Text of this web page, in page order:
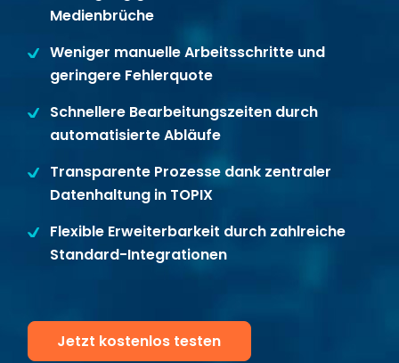
Medienbrüche
Weniger manuelle Arbeitsschritte und
geringere Fehlerquote
Schnellere Bearbeitungszeiten durch
automatisierte Abläufe
Transparente Prozesse dank zentraler
Datenhaltung in TOPIX
Flexible Erweiterbarkeit durch zahlreiche
Standard-Integrationen
Jetzt kostenlos testen
Disposition
schwarz auf weiß
Cenvis
GL Verleih
Inexio
Robers